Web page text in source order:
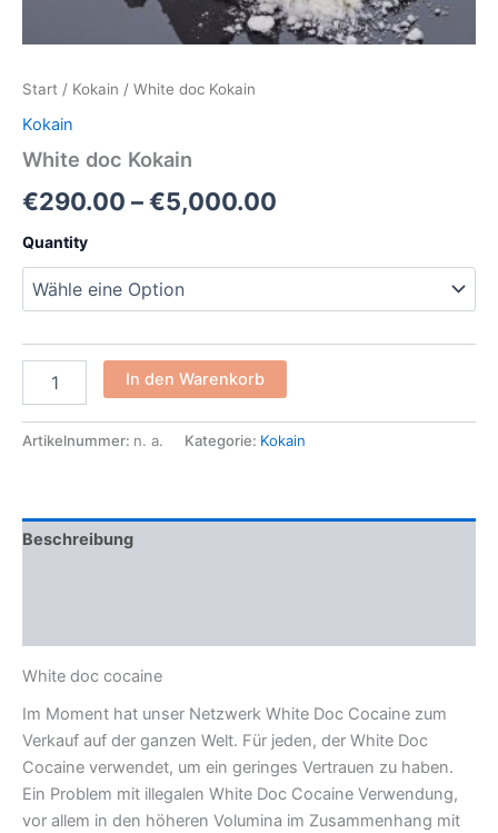
Start / Kokain / White doc Kokain
Kokain
White doc Kokain
€290.00 –€5,000.00
Quantity
In den Warenkorb
Artikelnummer: n. a. Kategorie: Kokain
Beschreibung
White doc cocaine
Im Moment hat unser Netzwerk White Doc Cocaine zum
Verkauf auf der ganzen Welt. Für jeden, der White Doc
Cocaine verwendet, um ein geringes Vertrauen zu haben.
Ein Problem mit illegalen White Doc Cocaine Verwendung,
vor allem in den höheren Volumina im Zusammenhang mit